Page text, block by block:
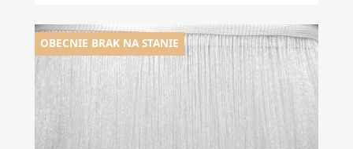
OBECNIE BRAK NA STANIE